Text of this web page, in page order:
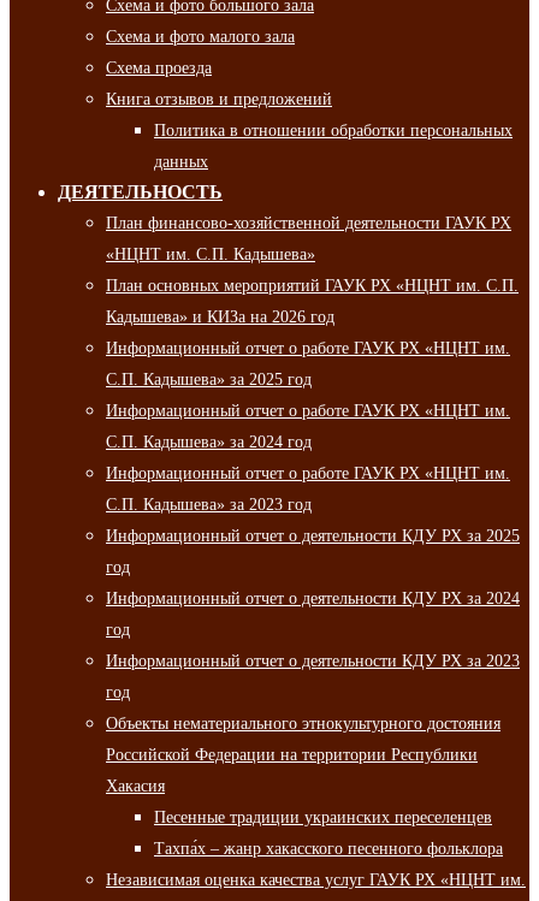
Схема и фото большого зала
Схема и фото малого зала
Схема проезда
Книга отзывов и предложений
Политика в отношении обработки персональных
данных
ДЕЯТЕЛЬНОСТЬ
План финансово-хозяйственной деятельности ГАУК РХ
«НЦНТ им. С.П. Кадышева»
План основных мероприятий ГАУК РХ «НЦНТ им. С.П.
Кадышева» и КИЗа на 2026 год
Информационный отчет о работе ГАУК РХ «НЦНТ им.
С.П. Кадышева» за 2025 год
Информационный отчет о работе ГАУК РХ «НЦНТ им.
С.П. Кадышева» за 2024 год
Информационный отчет о работе ГАУК РХ «НЦНТ им.
С.П. Кадышева» за 2023 год
Информационный отчет о деятельности КДУ РХ за 2025
год
Информационный отчет о деятельности КДУ РХ за 2024
год
Информационный отчет о деятельности КДУ РХ за 2023
год
Объекты нематериального этнокультурного достояния
Российской Федерации на территории Республики
Хакасия
Песенные традиции украинских переселенцев
Тахпа́х – жанр хакасского песенного фольклора
Независимая оценка качества услуг ГАУК РХ «НЦНТ им.